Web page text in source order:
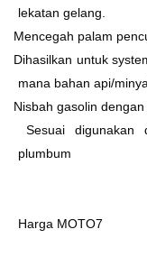
lekatan gelang.
Mencegah palam
Dihasilkan untuk
mana bahan api/
Nisbah gasolin
Sesuai digunakan
plumbum
Harga MOTO7